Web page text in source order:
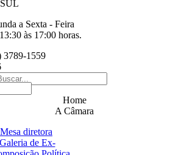
a Sexta - Feira
às 17:00 horas.
3789-1559
Home
A Câmara
Mesa diretora
Galeria de Ex-